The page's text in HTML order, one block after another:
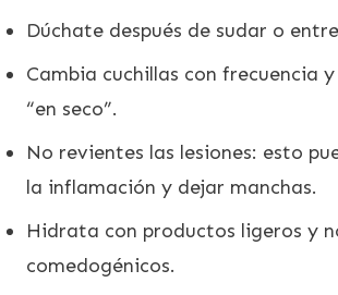
Dúchate después de sudar o
Cambia cuchillas con frecuencia
“en seco”.
No revientes las lesiones: esto
la inflamación y dejar manchas.
Hidrata con productos ligeros y
comedogénicos.